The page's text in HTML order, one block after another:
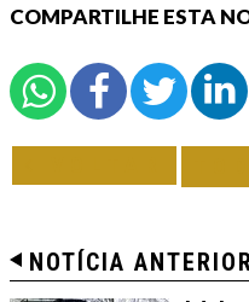
COMPARTILHE ESTA
NOTÍCIA